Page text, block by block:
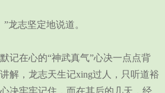
龙志坚定地说道。
记在心的“神武真气”心决一点点背
解，龙志天生记xing过人，只听道裕
决牢牢记住，而在其后的几天，经